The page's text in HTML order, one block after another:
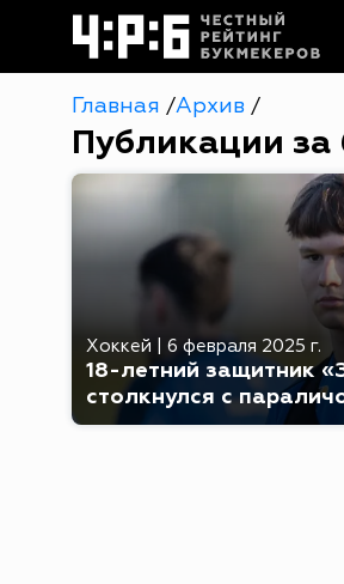
Главная /Архив /
Публикации за
Хоккей 6 февраля 2025 г.
18-летний защитник
столкнулся с